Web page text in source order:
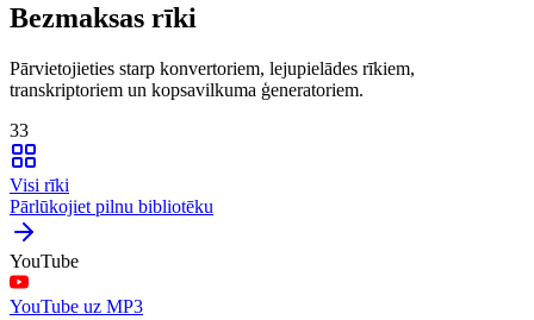
Bezmaksas rīki
Pārvietojieties starp konvertoriem, lejupielādes rīkiem,
transkriptoriem un kopsavilkuma ģeneratoriem.
33
Visi rīki
Pārlūkojiet pilnu bibliotēku
YouTube
YouTube uz MP3